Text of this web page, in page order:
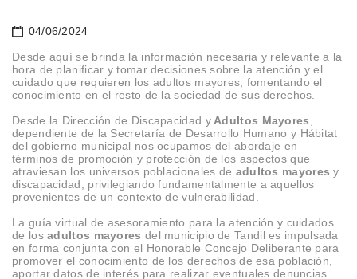
04/06/2024
Desde aquí se brinda la información necesaria y relevante a la
hora de planificar y tomar decisiones sobre la atención y el
cuidado que requieren los adultos mayores, fomentando el
conocimiento en el resto de la sociedad de sus derechos.
Desde la Dirección de Discapacidad yAdultos Mayores
dependiente de la Secretaría de Desarrollo Humano y Hábitat
del gobierno municipal nos ocupamos del abordaje en
términos de promoción y protección de los aspectos que
atraviesan los universos poblacionales de adultos mayoresy
discapacidad, privilegiando fundamentalmente a aquellos
provenientes de un contexto de vulnerabilidad.
La guía virtual de asesoramiento para la atención y cuidados
de losadultos mayores del municipio de Tandil es impulsada
en forma conjunta con el Honorable Concejo Deliberante para
promover el conocimiento de los derechos de esa población,
aportar datos de interés para realizar eventuales denuncias